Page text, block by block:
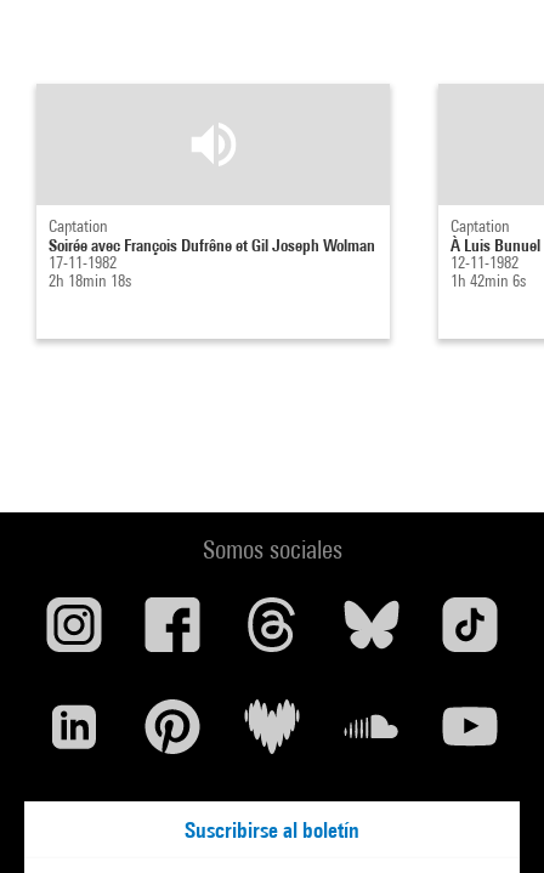
Captation
Soirée avec François Dufrêne et Gil Joseph Wolman
17-11-1982
2h 18min 18s
Captation
À Luis
12-11-1982
1h 42min 6s
Somos sociales
Suscribirse al boletín